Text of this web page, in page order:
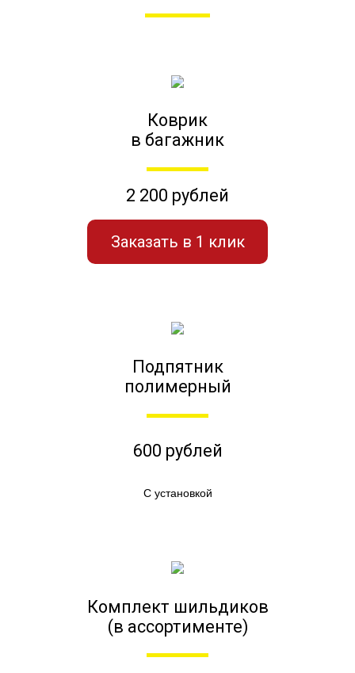
Коврик
в багажник
2 200 рублей
Заказать в 1 клик
Подпятник
полимерный
600 рублей
С установкой
Комплект шильдиков
(в ассортименте)